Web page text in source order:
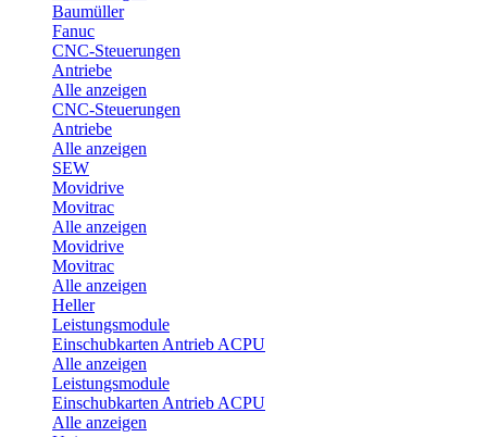
Baumüller
Fanuc
CNC-Steuerungen
Antriebe
Alle anzeigen
CNC-Steuerungen
Antriebe
Alle anzeigen
SEW
Movidrive
Movitrac
Alle anzeigen
Movidrive
Movitrac
Alle anzeigen
Heller
Leistungsmodule
Einschubkarten Antrieb ACPU
Alle anzeigen
Leistungsmodule
Einschubkarten Antrieb ACPU
Alle anzeigen